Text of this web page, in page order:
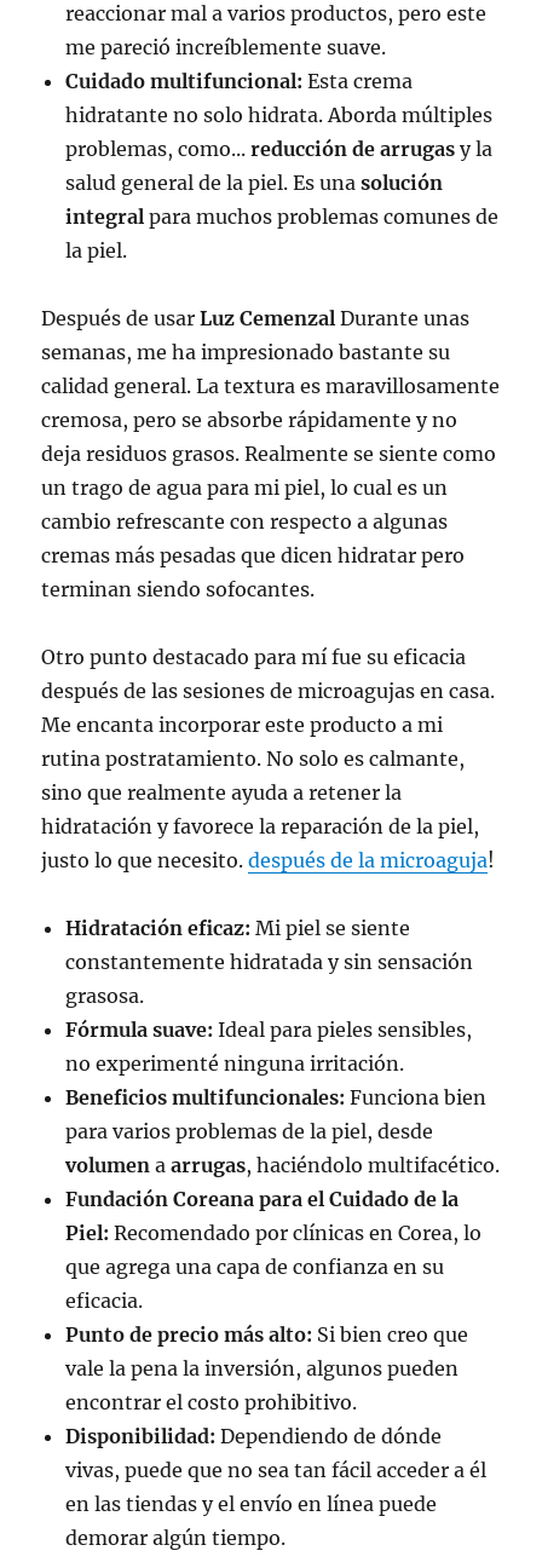
reaccionar mal a varios productos, pero este
me pareció increíblemente suave.
Cuidado multifuncional: Esta crema
hidratante no solo hidrata. Aborda múltiples
problemas, como...reducción de arrugas y la
salud general de la piel. Es unasolución
integral para muchos problemas comunes de
la piel.
Después de usarLuz Cemenzal Durante unas
semanas, me ha impresionado bastante su
calidad general. La textura es maravillosamente
cremosa, pero se absorbe rápidamente y no
deja residuos grasos. Realmente se siente como
un trago de agua para mi piel, lo cual es un
cambio refrescante con respecto a algunas
cremas más pesadas que dicen hidratar pero
terminan siendo sofocantes.
Otro punto destacado para mí fue su eficacia
después de las sesiones de microagujas en casa.
Me encanta incorporar este producto a mi
rutina postratamiento. No solo es calmante,
sino que realmente ayuda a retener la
hidratación y favorece la reparación de la piel,
justo lo que necesito.después de la microaguja!
Hidratación eficaz: Mi piel se siente
constantemente hidratada y sin sensación
grasosa.
Fórmula suave: Ideal para pieles sensibles,
no experimenté ninguna irritación.
Beneficios multifuncionales: Funciona bien
para varios problemas de la piel, desde
volumen aarrugas, haciéndolo multifacético.
Fundación Coreana para el Cuidado de la
Piel: Recomendado por clínicas en Corea, lo
que agrega una capa de confianza en su
eficacia.
Punto de precio más alto: Si bien creo que
vale la pena la inversión, algunos pueden
encontrar el costo prohibitivo.
Disponibilidad: Dependiendo de dónde
vivas, puede que no sea tan fácil acceder a él
en las tiendas y el envío en línea puede
demorar algún tiempo.